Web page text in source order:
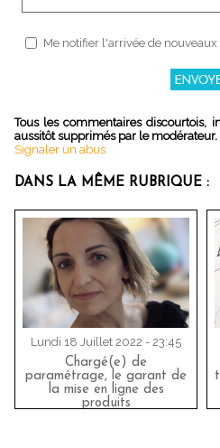
Me notifier l'arrivée de
Tous les commentaires discourtois,
aussitôt supprimés par le modérateur.
Signaler un abus
DANS LA MÊME RUBRIQUE :
Lundi 18 Juillet 2022 - 23:45
Chargé(e) de
paramétrage, le garant de
la mise en ligne des
produits